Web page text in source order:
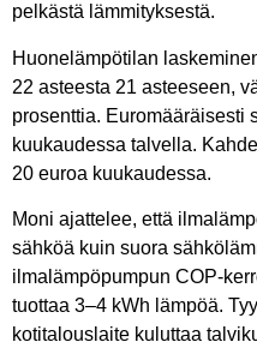
pelkästä lämmityksestä.
Huonelämpötilan
22 asteesta 21 asteeseen,
prosenttia. Euromääräisesti
kuukaudessa talvella.
20 euroa kuukaudessa.
Moni ajattelee, että
sähköä kuin suora
ilmalämpöpumpun COP-
tuottaa 3–4 kWh lämpöä.
kotitalouslaite kuluttaa